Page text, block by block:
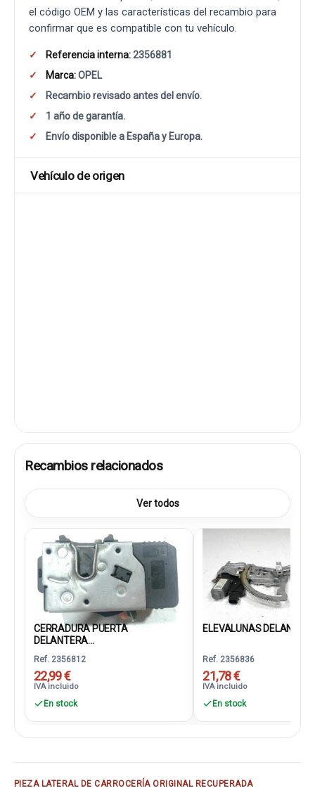
el código OEM y las características del recambio para
confirmar que es compatible con tu vehículo.
Referencia interna:2356881
Marca:OPEL
Recambio revisado antes del envío.
1 año de garantía.
Envío disponible a España y Europa.
Vehículo de origen
Recambios relacionados
Ver todos
CERRADURA PUERTA
DELANTERA...
Ref. 2356812
22,99 €
IVA incluido
En stock
ELEVALUNAS
Ref. 2356836
21,78 €
IVA incluido
En stock
PIEZA LATERAL DE CARROCERÍA ORIGINAL RECUPERADA